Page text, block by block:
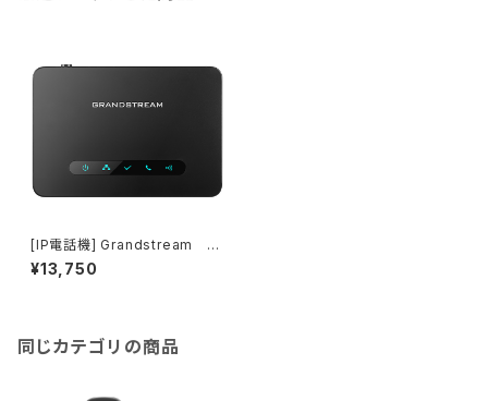
[IP電話機] Grandstream D
P750
¥13,750
同じカテゴリの商品